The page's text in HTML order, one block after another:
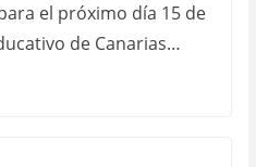
el próximo día 15 de
de Canarias…